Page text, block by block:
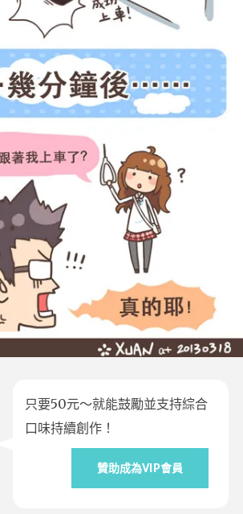
只要50元～就能鼓勵並支持綜合
口味持續創作！
贊助成為VIP會員